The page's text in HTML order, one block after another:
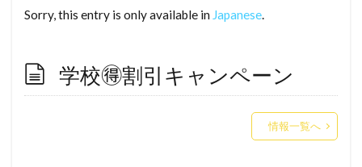
Sorry, this entry is only available in Japanese.
学校🉐割引キャンペーン
情報一覧へ